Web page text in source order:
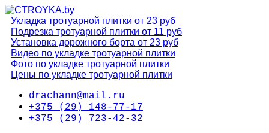
Укладка тротуарной плитки от 23 руб
Подрезка тротуарной плитки от 11 руб
Установка дорожного борта от 23 руб
Видео по укладке тротуарной плитки
Фото по укладке тротуарной плитки
Цены по укладке тротуарной плитки
drachann@mail.ru
+375 (29) 148-77-17
+375 (29) 723-42-32